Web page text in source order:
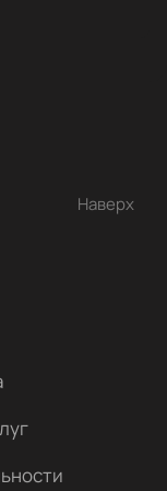
Наверх